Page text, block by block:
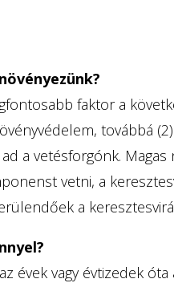
faktor a
továbbá
a vetésforgónk.
vetni, a
a
évek vagy évtizedek